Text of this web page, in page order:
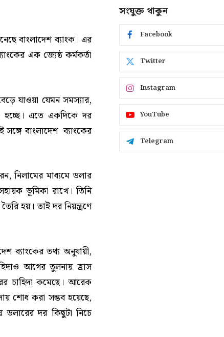
বাংলাদেশ ব্যাংক। এর
এক জ্যেষ্ঠ কর্মকর্তা
যাওয়া যেমন সমস্যার,
হচ্ছে। এতে একদিকে দর
সঙ্গে বাংলাদেশ ব্যাংকের
নিলামের মাধ্যমে ডলার
ভূমিকা রাখে। তিনি
হয়। তাই দর নিয়ন্ত্রণে
ব্যাংকের তথ্য অনুযায়ী,
আগের তুলনায় হ্রাস
চাহিদা কমেছে। আরেক
শোধ করা সম্ভব হয়েছে,
দর কিছুটা নিচে
সংযুক্ত থাকুন
Facebook
Twitter
Instagram
YouTube
Telegram